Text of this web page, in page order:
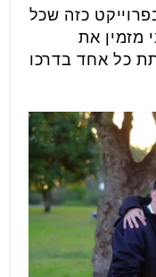
כזה שכל
מזמין את
כל אחד בדרכו